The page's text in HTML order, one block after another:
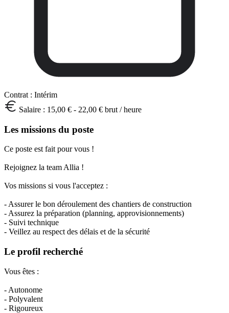
Contrat : Intérim
Salaire : 15,00 € - 22,00 € brut / heure
Les missions du poste
Ce poste est fait pour vous !
Rejoignez la team Allia !
Vos missions si vous l'acceptez :
- Assurer le bon déroulement des chantiers de construction
- Assurez la préparation (planning, approvisionnements)
- Suivi technique
- Veillez au respect des délais et de la sécurité
Le profil recherché
Vous êtes :
- Autonome
- Polyvalent
- Rigoureux